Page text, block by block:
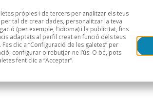
Àrees geogràfiques
pròpies i de tercers per analitzar els teus
tal de crear dades, personalitzar la teva
(per exemple, l’idioma) i la publicitat, fins
adaptats al perfil creat en funció dels teus
clic a “Configuració de les galetes” per
configurar o rebutjar-ne l’ús. O bé, pots
fent clic a “Acceptar”.